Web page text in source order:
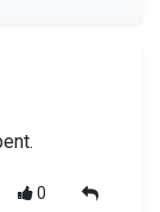
0